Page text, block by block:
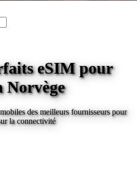
eSIM pour
Norvège
des meilleurs fournisseurs pour
la connectivité